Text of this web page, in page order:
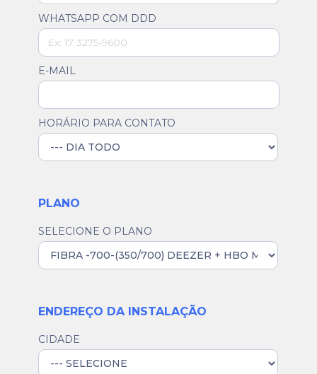
WHATSAPP COM DDD
E-MAIL
HORÁRIO PARA CONTATO
PLANO
SELECIONE O PLANO
ENDEREÇO DA INSTALAÇÃO
CIDADE